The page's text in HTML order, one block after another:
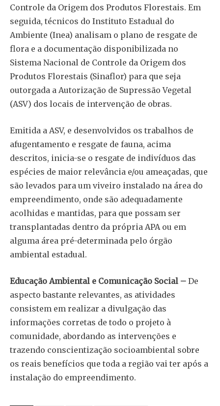
Controle da Origem dos Produtos Florestais. Em
seguida, técnicos do Instituto Estadual do
Ambiente (Inea) analisam o plano de resgate de
flora e a documentação disponibilizada no
Sistema Nacional de Controle da Origem dos
Produtos Florestais (Sinaflor) para que seja
outorgada a Autorização de Supressão Vegetal
(ASV) dos locais de intervenção de obras.
Emitida a ASV, e desenvolvidos os trabalhos de
afugentamento e resgate de fauna, acima
descritos, inicia-se o resgate de indivíduos das
espécies de maior relevância e/ou ameaçadas, que
são levados para um viveiro instalado na área do
empreendimento, onde são adequadamente
acolhidas e mantidas, para que possam ser
transplantadas dentro da própria APA ou em
alguma área pré-determinada pelo órgão
ambiental estadual.
Educação Ambiental e Comunicação Social – De
aspecto bastante relevantes, as atividades
consistem em realizar a divulgação das
informações corretas de todo o projeto à
comunidade, abordando as intervenções e
trazendo conscientização socioambiental sobre
os reais benefícios que toda a região vai ter após a
instalação do empreendimento.